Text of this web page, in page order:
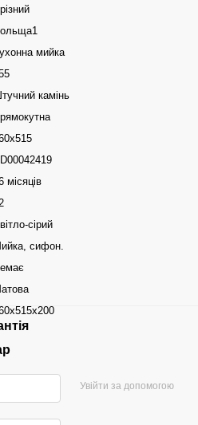
мийка
камінь
місяців
сірий
сифон.
Увійти за допомогою